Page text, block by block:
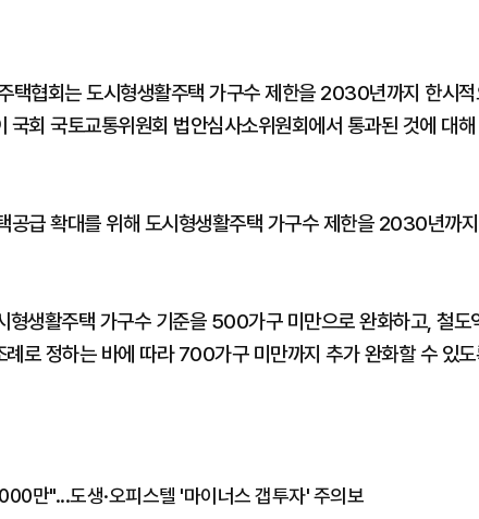
택협회는 도시형생활주택 가구수 제한을 2030년까지 한시적
국회 국토교통위원회 법안심사소위원회에서 통과된 것에 대
공급 확대를 위해 도시형생활주택 가구수 제한을 2030년까
생활주택 가구수 기준을 500가구 미만으로 완화하고, 철
례로 정하는 바에 따라 700가구 미만까지 추가 완화할 수 있
만"...도생·오피스텔 '마이너스 갭투자' 주의보